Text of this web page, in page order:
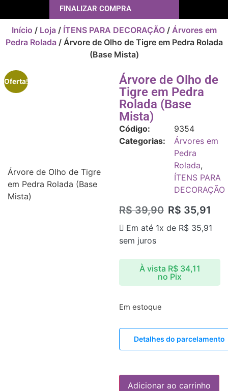
FINALIZAR COMPRA
Início / Loja/ ÍTENS PARA DECORAÇÃO/ Árvores em
Pedra Rolada/ Árvore de Olho de Tigre em Pedra Rolada
(Base Mista)
Oferta!
Árvore de Olho de Tigre
em Pedra Rolada (Base
Mista)
Árvore de Olho de
Tigre em Pedra
Rolada (Base
Mista)
Código:
9354
Categorias:
Árvores em
Pedra
Rolada,
ÍTENS PARA
DECORAÇÃO
R$39,90 R$ 35,91
Em até 1x de R$ 35,91
sem juros
À vista R$34,11
no Pix
Em estoque
Detalhes do parcelamento
Adicionar ao carrinho